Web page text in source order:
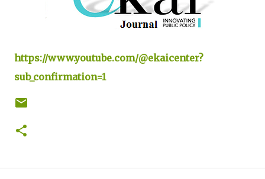
https://www.youtube.com/@ekaicenter?
sub_confirmation=1